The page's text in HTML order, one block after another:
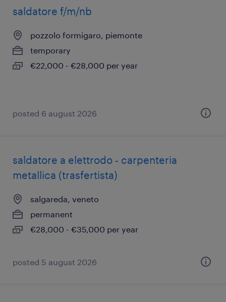
saldatore f/m/nb
pozzolo formigaro, piemonte
temporary
€22,000 - €28,000 per year
posted 6 august 2026
saldatore a elettrodo - carpenteria
metallica (trasfertista)
salgareda, veneto
permanent
€28,000 - €35,000 per year
posted 5 august 2026